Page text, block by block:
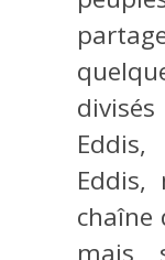
chaîne